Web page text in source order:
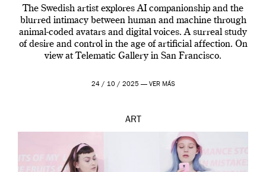
The Swedish artist explores AI companionship and the
blurred intimacy between human and machine through
animal-coded avatars and digital voices. A surreal study
of desire and control in the age of artificial affection. On
view at Telematic Gallery in San Francisco.
24 / 10 / 2025 — VER MÁS
ART